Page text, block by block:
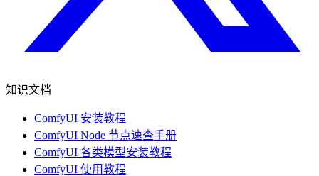
知识文档
ComfyUI 安装教程
ComfyUI Node 节点速查手册
ComfyUI 各类模型安装教程
ComfyUI 使用教程